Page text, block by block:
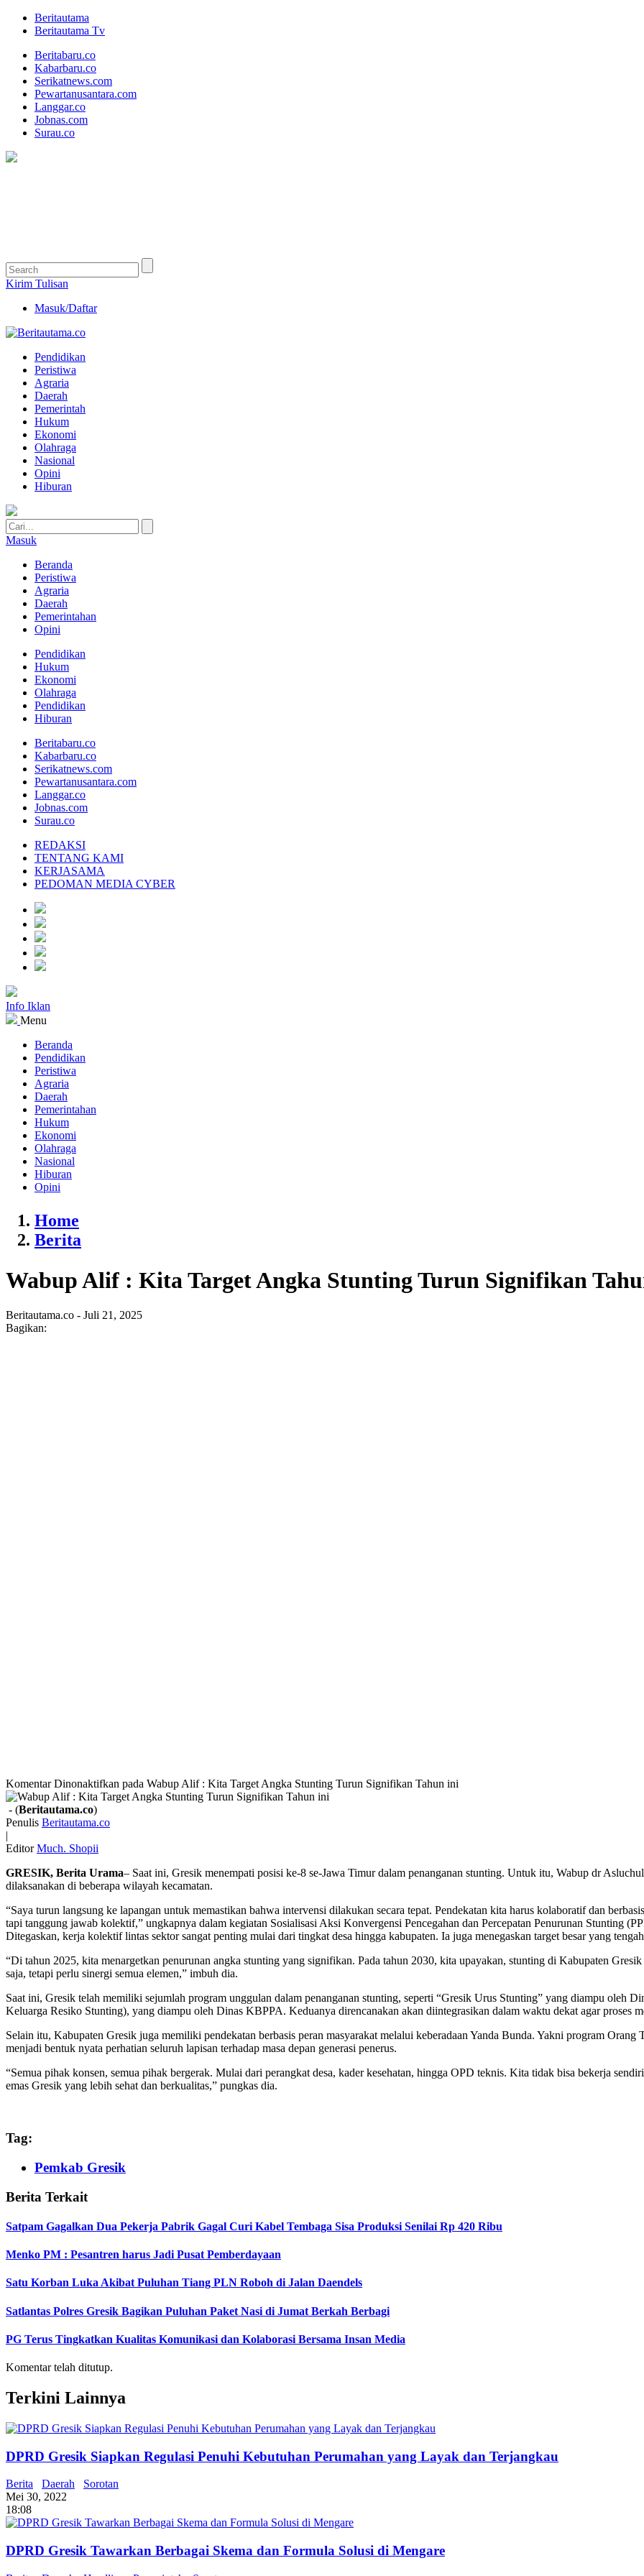
Beritautama
Beritautama Tv
Beritabaru.co
Kabarbaru.co
Serikatnews.com
Pewartanusantara.com
Langgar.co
Jobnas.com
Surau.co
Kirim Tulisan
Masuk/Daftar
Pendidikan
Peristiwa
Agraria
Daerah
Pemerintah
Hukum
Ekonomi
Olahraga
Nasional
Opini
Hiburan
Masuk
Beranda
Peristiwa
Agraria
Daerah
Pemerintahan
Opini
Pendidikan
Hukum
Ekonomi
Olahraga
Pendidikan
Hiburan
Beritabaru.co
Kabarbaru.co
Serikatnews.com
Pewartanusantara.com
Langgar.co
Jobnas.com
Surau.co
REDAKSI
TENTANG KAMI
KERJASAMA
PEDOMAN MEDIA CYBER
Info Iklan
Menu
Beranda
Pendidikan
Peristiwa
Agraria
Daerah
Pemerintahan
Hukum
Ekonomi
Olahraga
Nasional
Hiburan
Opini
Home
Berita
Wabup Alif : Kita Target Angka Stunting Turun Signifikan
Beritautama.co - Juli 21, 2025
Bagikan:
Komentar Dinonaktifkan pada Wabup Alif : Kita Target Angka Stunting Turun Signifikan Tahun ini
- (Beritautama.co)
Penulis Beritautama.co
|
Editor Much. Shopii
GRESIK, Berita Urama– Saat ini, Gresik menempati posisi ke-8 se-Jawa Timur dalam penanganan stunting. Untuk itu, Wabup dr
dilaksanakan di beberapa wilayah kecamatan.
“Saya turun langsung ke lapangan untuk memastikan bahwa intervensi dilakukan secara tepat. Pendekatan kita harus kolaboratif dan
tapi tanggung jawab kolektif,” ungkapnya dalam kegiatan Sosialisasi Aksi Konvergensi Pencegahan dan Percepatan Penurunan Stunting
Ditegaskan, kerja kolektif lintas sektor sangat penting mulai dari tingkat desa hingga kabupaten. Ia juga menegaskan target besar yang
“Di tahun 2025, kita menargetkan penurunan angka stunting yang signifikan. Pada tahun 2030, kita upayakan, stunting di Kabupaten
saja, tetapi perlu sinergi semua elemen,” imbuh dia.
Saat ini, Gresik telah memiliki sejumlah program unggulan dalam penanganan stunting, seperti “Gresik Urus Stunting” yang diampu oleh
Keluarga Resiko Stunting), yang diampu oleh Dinas KBPPA. Keduanya direncanakan akan diintegrasikan dalam waktu dekat agar proses
Selain itu, Kabupaten Gresik juga memiliki pendekatan berbasis peran masyarakat melalui keberadaan Yanda Bunda. Yakni program
menjadi bentuk nyata perhatian seluruh lapisan terhadap masa depan generasi penerus.
“Semua pihak konsen, semua pihak bergerak. Mulai dari perangkat desa, kader kesehatan, hingga OPD teknis. Kita tidak bisa bekerja
emas Gresik yang lebih sehat dan berkualitas,” pungkas dia.
Tag:
Pemkab Gresik
Berita Terkait
Satpam Gagalkan Dua Pekerja Pabrik Gagal Curi Kabel Tembaga Sisa Produksi Senilai Rp 420 Ribu
Menko PM : Pesantren harus Jadi Pusat Pemberdayaan
Satu Korban Luka Akibat Puluhan Tiang PLN Roboh di Jalan Daendels
Satlantas Polres Gresik Bagikan Puluhan Paket Nasi di Jumat Berkah Berbagi
PG Terus Tingkatkan Kualitas Komunikasi dan Kolaborasi Bersama Insan Media
Komentar telah ditutup.
Terkini Lainnya
DPRD Gresik Siapkan Regulasi Penuhi Kebutuhan Perumahan yang Layak dan Terjangkau
Berita Daerah
Sorotan
Mei 30, 2022
18:08
DPRD Gresik Tawarkan Berbagai Skema dan Formula Solusi di Mengare